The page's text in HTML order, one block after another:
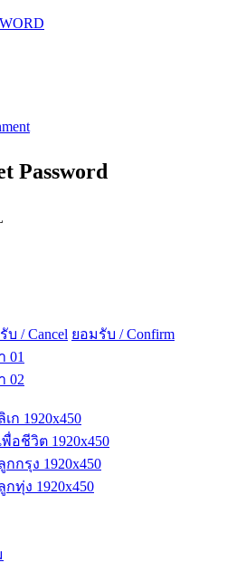
Password
/ Cancel ยอมรับ / Confirm